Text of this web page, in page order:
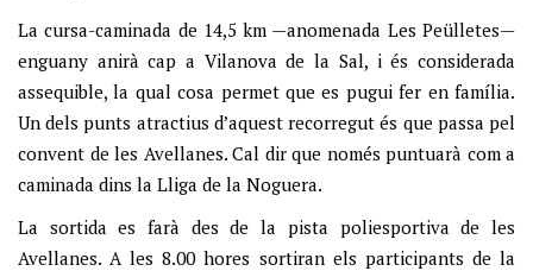
La cursa-caminada de 14,5 km —anomenada Les Peülletes—
enguany anirà cap a Vilanova de la Sal, i és considerada
assequible, la qual cosa permet que es pugui fer en família.
Un dels punts atractius d’aquest recorregut és que passa pel
convent de les Avellanes. Cal dir que només puntuarà com a
caminada dins la Lliga de la Noguera.
La sortida es farà des de la pista poliesportiva de les
Avellanes. A les 8.00 hores sortiran els participants de la